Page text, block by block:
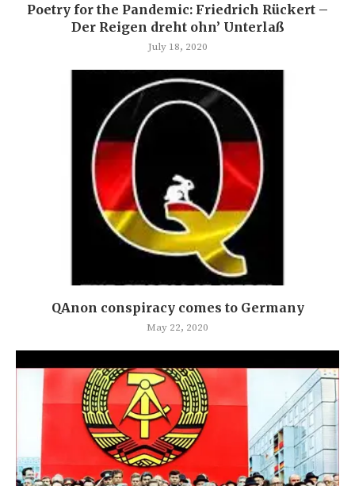
Poetry for the Pandemic: Friedrich Rückert –
Der Reigen dreht ohn’ Unterlaß
July 18, 2020
QAnon conspiracy comes to Germany
May 22, 2020